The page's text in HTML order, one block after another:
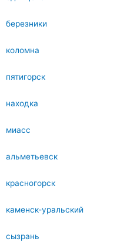
березники
коломна
пятигорск
находка
миасс
альметьевск
красногорск
каменск-уральский
сызрань